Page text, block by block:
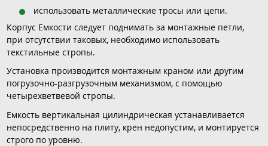
использовать металлические тросы или цепи.
Корпус Емкости следует поднимать за монтажные петли,
при отсутствии таковых, необходимо использовать
текстильные стропы.
Установка производится монтажным краном или другим
погрузочно-разгрузочным механизмом, с помощью
четырехветвевой стропы.
Емкость вертикальная цилиндрическая устанавливается
непосредственно на плиту, крен недопустим, и монтируется
строго по уровню.